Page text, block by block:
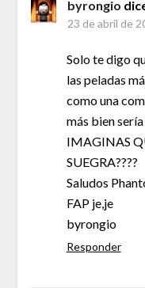
byrongio
23 de abril de
Solo te digo
las peladas
como una
más bien
IMAGINAS
SUEGRA????
Saludos
FAP je,je
byrongio
Responder